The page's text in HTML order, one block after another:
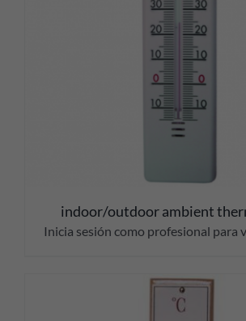
indoor/outdoor ambient
Inicia sesión como profesional para